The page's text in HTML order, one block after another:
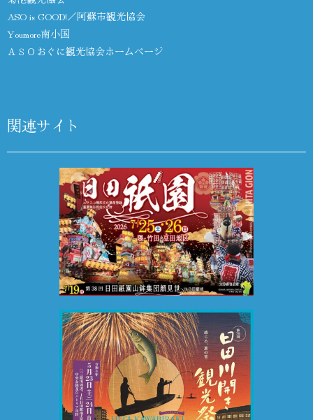
ASO is GOOD!／阿蘇市観光協会
Youmore南小国
ＡＳＯおぐに観光協会ホームページ
関連サイト